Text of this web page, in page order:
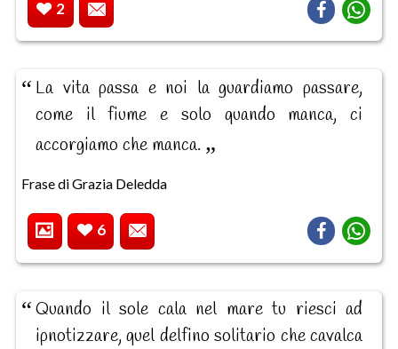
2
La vita passa e noi la guardiamo passare,
come il fiume e solo quando manca, ci
accorgiamo che manca.
Frase di Grazia Deledda
6
Quando il sole cala nel mare tu riesci ad
ipnotizzare, quel delfino solitario che cavalca